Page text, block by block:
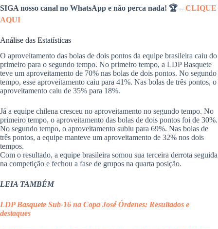
SIGA nosso canal no WhatsApp e não perca nada! 🏆 – CLIQUE
AQUI
​Análise das Estatísticas
O aproveitamento das bolas de dois pontos da equipe brasileira caiu do
primeiro para o segundo tempo. No primeiro tempo, a LDP Basquete
teve um aproveitamento de 70% nas bolas de dois pontos. No segundo
tempo, esse aproveitamento caiu para 41%. Nas bolas de três pontos, o
aproveitamento caiu de 35% para 18%.
Já a equipe chilena cresceu no aproveitamento no segundo tempo. No
primeiro tempo, o aproveitamento das bolas de dois pontos foi de 30%.
No segundo tempo, o aproveitamento subiu para 69%. Nas bolas de
três pontos, a equipe manteve um aproveitamento de 32% nos dois
tempos.
​Com o resultado, a equipe brasileira somou sua terceira derrota seguida
na competição e fechou a fase de grupos na quarta posição.
LEIA TAMBÉM
LDP Basquete Sub-16 na Copa José Órdenes: Resultados e
destaques